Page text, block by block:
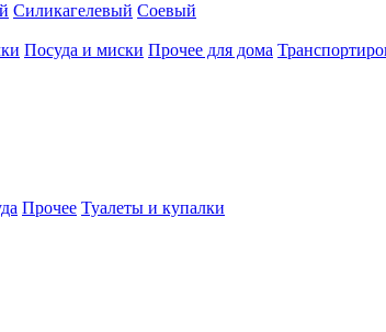
Силикагелевый Соевый
Посуда и миски Прочее для дома
Прочее Туалеты и купалки